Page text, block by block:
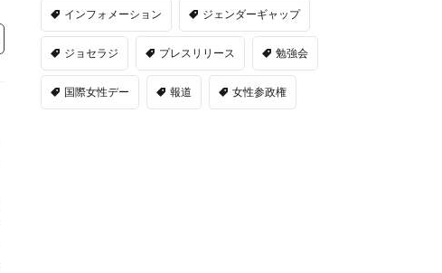
インフォメーション ジェンダーギャップ
ジョセラジ プレスリリース 勉強会
国際女性デー 報道 女性参政権